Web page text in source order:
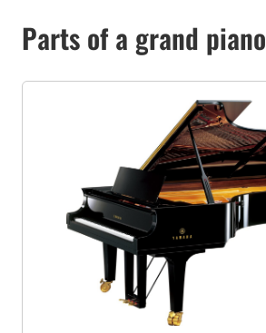
Parts of a grand piano